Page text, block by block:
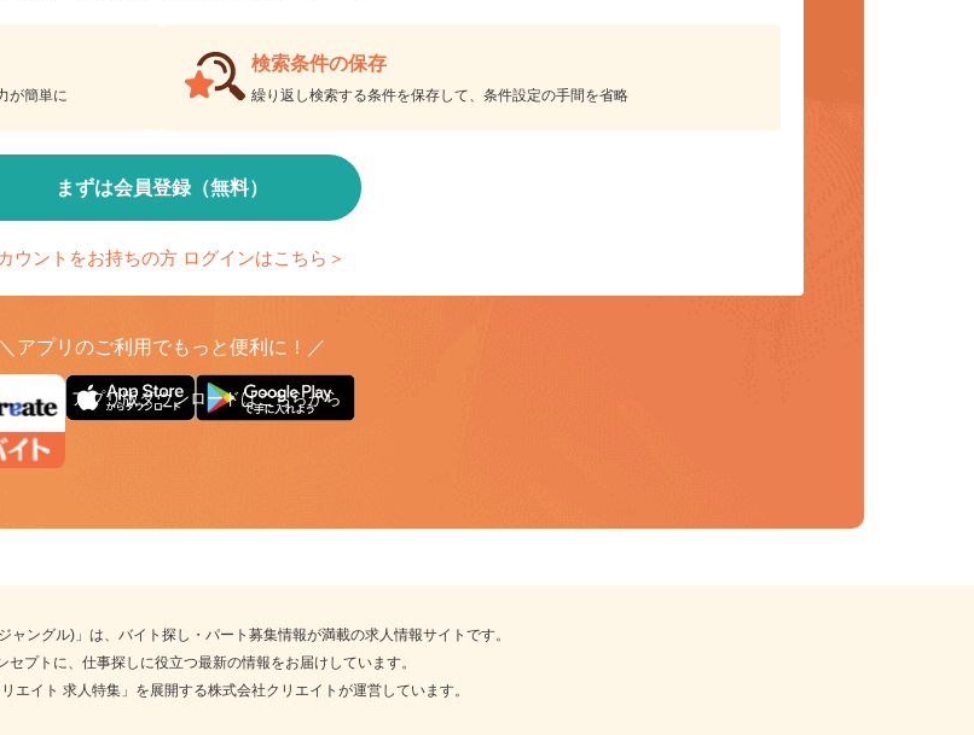
力が簡単に
検索条件の保存
繰り返し検索する条件を保存して、条件設定の手間を省略
まずは会員登録（無料）
カウントをお持ちの方 ログインはこちら＞
＼アプリのご利用でもっと便利に！／